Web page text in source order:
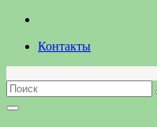
Перейти
содержимому
Контакты